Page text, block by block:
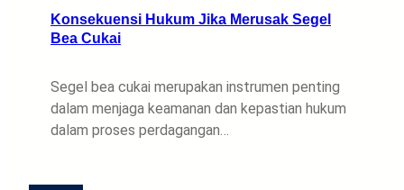
Konsekuensi Hukum Jika Merusak Segel
Bea Cukai
Segel bea cukai merupakan instrumen penting
dalam menjaga keamanan dan kepastian hukum
dalam proses perdagangan…